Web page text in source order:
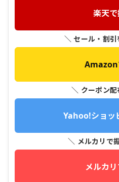
楽天
＼ セール・割
Amazon
＼ クーポン
Yahoo!ショッ
＼ メルカリで
メルカ